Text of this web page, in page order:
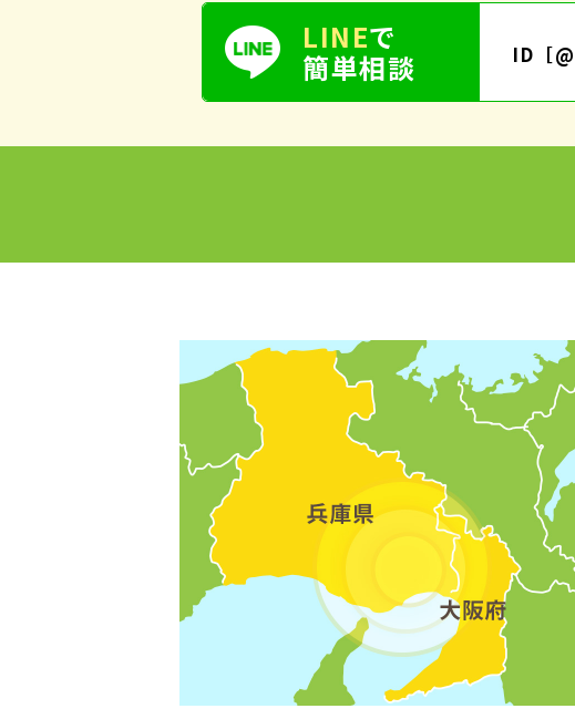
LINEで
簡単相談
ID［@